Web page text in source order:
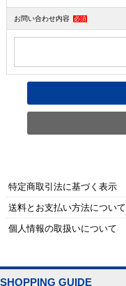
お問い合わせ内容 必須
特定商取引法に基づく表示
送料とお支払い方法について
個人情報の取扱いについて
SHOPPING GUIDE